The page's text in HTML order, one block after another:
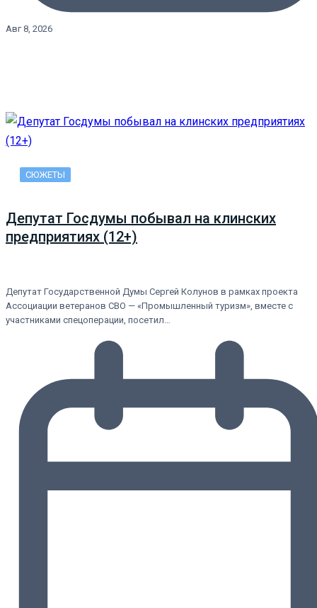
Авг 8, 2026
СЮЖЕТЫ
Депутат Госдумы побывал на клинских
предприятиях (12+)
Депутат Государственной Думы Сергей Колунов в рамках проекта
Ассоциации ветеранов СВО — «Промышленный туризм», вместе с
участниками спецоперации, посетил…